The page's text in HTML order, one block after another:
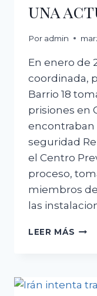
una
Por admin
En enero de
coordinada,
Barrio 18
prisiones en
encontraban
seguridad
el Centro
proceso,
miembros
las
LEER MÁS LOS